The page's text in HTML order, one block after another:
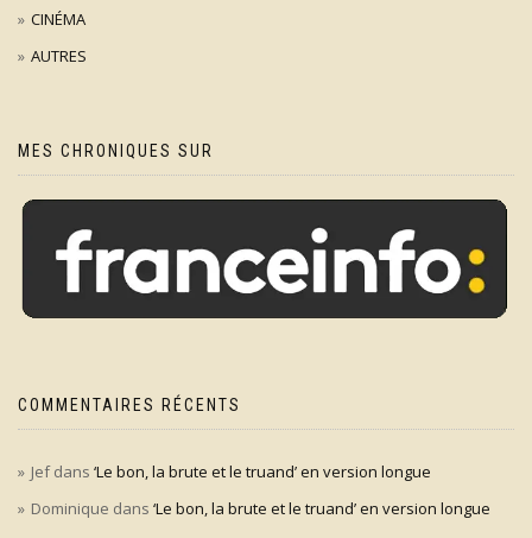
CINÉMA
AUTRES
MES CHRONIQUES SUR
COMMENTAIRES RÉCENTS
Jefdans ‘Le bon, la brute et le truand’ en version longue
Dominique dans ‘Le bon, la brute et le truand’ en version longue